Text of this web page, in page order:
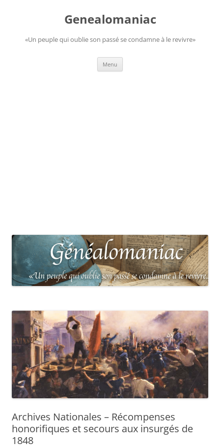
Genealomaniac
«Un peuple qui oublie son passé se condamne à le revivre»
Menu
Archives Nationales – Récompenses
honorifiques et secours aux insurgés de
1848